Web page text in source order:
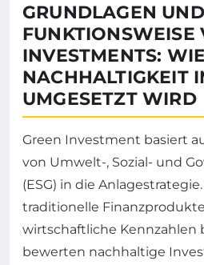
GRUNDLAGEN UND
FUNKTIONSWEISE
INVESTMENTS: WIE
NACHHALTIGKEIT
UMGESETZT WIRD
Green Investment basiert
von Umwelt-, Sozial- und
(ESG) in die
traditionelle
wirtschaftliche Kennzahlen
bewerten nachhaltige